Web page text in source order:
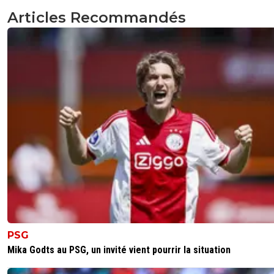
Si, il y a des CDI, on ne parle pas de joueur de
mais d'un poste de DS. La coutume est le
rien n'empêche la CDI a ce poste
Répondre
05 juin 2026 à 10:30 +
Non on ne peut pas démissionner d'un CDD sans
même avec un CDI à la clé... On peut
un préavis équivalent à 1 jour par semaine
une durée max de 2 semaines. Donc dans le cas
Lorenzi doit avoir déjà effectué ce préavis
Répondre
olivier-atton 04 juin 2026 à 20:17 +2436
Si ce que j'ai lu est vrai (merci a un supp de l'OM dont
proposé un CDI. Dans ce cas le préavis serait maxi de 2
semaines.
Articles Recommandés
PSG
Mika Godts au PSG, un invité vient pourrir la situation